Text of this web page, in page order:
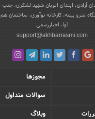
آزادی، ابتدای اتوبان شهید لشکری، جنب
مترو بیمه، کارخانه نوآوری، ساختمان هم
آوا، اخباررسمی
support@akhbarrasmi.com
مجوزها
سوالات متداول
وبلاگ